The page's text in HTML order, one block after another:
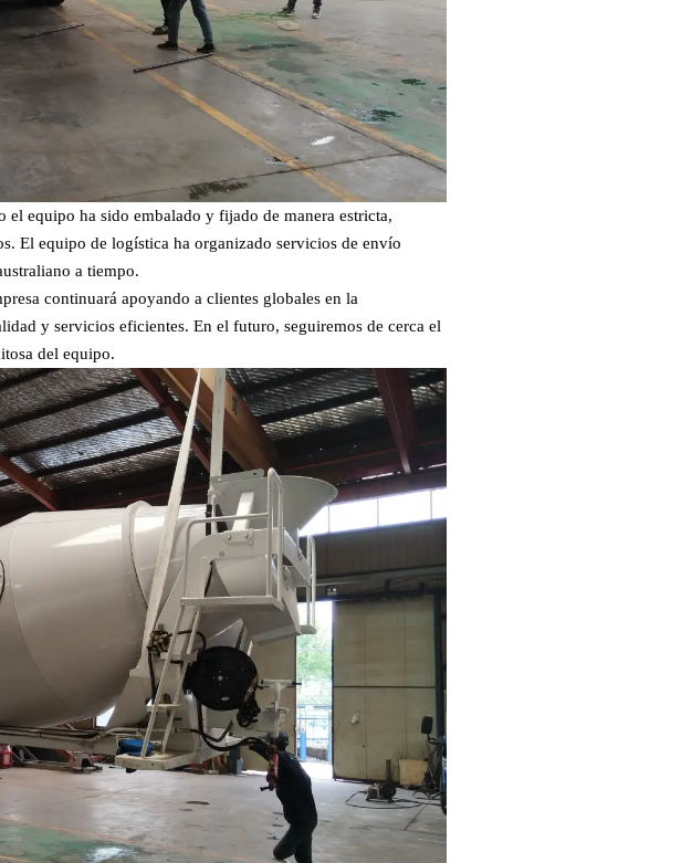
el equipo ha sido embalado y fijado de manera estricta,
El equipo de logística ha organizado servicios de envío
a tiempo.
continuará apoyando a clientes globales en la
y servicios eficientes. En el futuro, seguiremos de cerca el
del equipo.